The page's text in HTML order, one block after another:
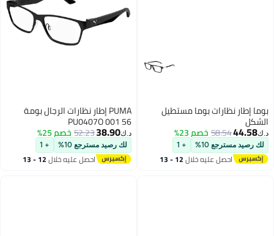
بوما إطار نظارات بوما مستطيل
الشكل
د.ك‏44.58
58.54خصم 23%
لك رصيد مسترجع 10% + 1
احصل عليه خلال 12 - 13
PUMA إطار نظارات الرجال بومة
PU0407O 001 56
د.ك‏38.90
52.23خصم 25%
لك رصيد مسترجع 10% + 1
احصل عليه خلال 12 - 13